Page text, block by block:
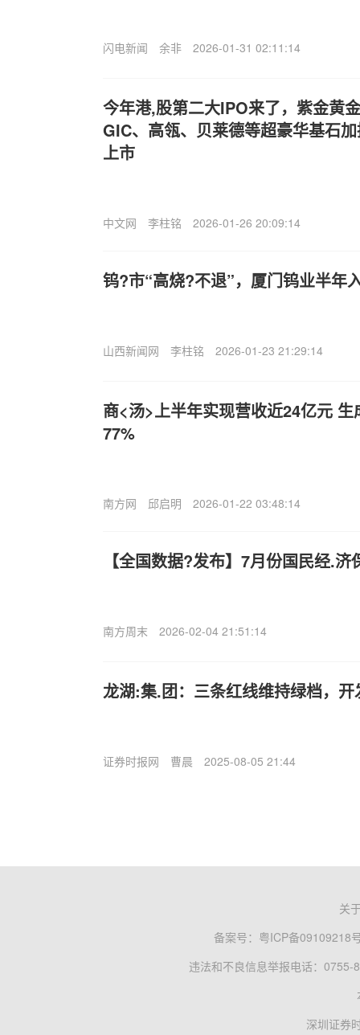
闪电新闻 余非 2026-01-31 02:11:14
今年港,股第二大IPO来了，紫金黄
GIC、高瓴、贝莱德等超豪华基石
上市
中文网 李柱铭 2026-01-26 20:09:14
钨?市“高烧?不退”，厦门钨业半年
山西新闻网 李柱铭 2026-01-23 21:29:14
商<汤>上半年实现营收近24亿元
77%
南方网 邱启明 2026-01-22 03:48:14
【全国数据?发布】7月份国民经.
南方周末 2026-02-04 21:51:14
龙湖:集.团：三条红线维持绿档，
证券时报网 曹晨 2025-08-05 21:44
关
备案号： 粤ICP备09109218
违法和不良信息举报电话：0755-
深圳证券